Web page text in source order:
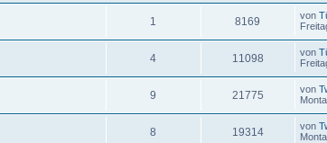
1 8169 von
4 11098 von
9 21775 von
8 19314 von